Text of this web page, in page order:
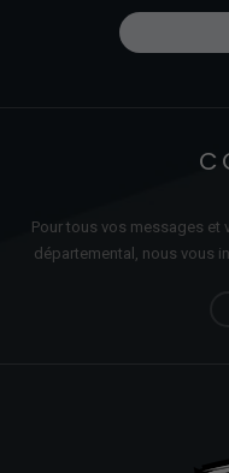
Pour tous vos messages et
départemental, nous vous